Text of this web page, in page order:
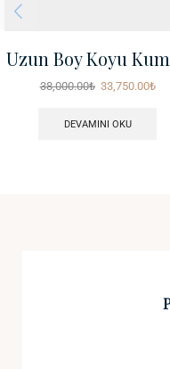
Uzun Boy Koyu
38,000.00₺ 33,750.00₺
DEVAMINI OKU